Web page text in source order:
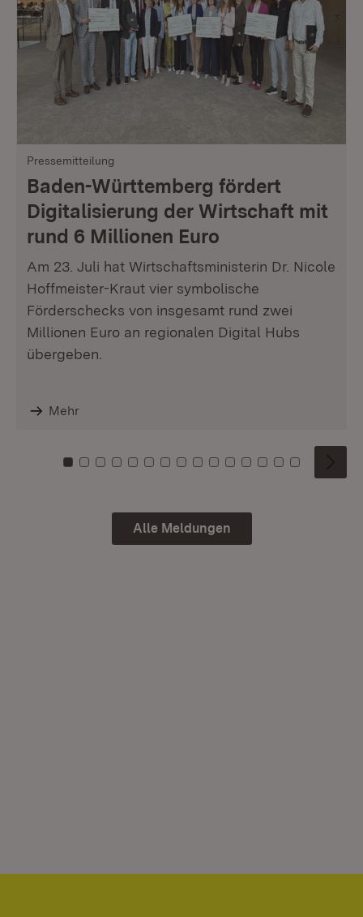
Pressemitteilung
Baden-Württemberg fördert
Digitalisierung der Wirtschaft mit
rund 6 Millionen Euro
Am 23. Juli hat Wirtschaftsministerin Dr. Nicole
Hoffmeister-Kraut vier symbolische
Förderschecks von insgesamt rund zwei
Millionen Euro an regionalen Digital Hubs
übergeben.
Mehr
Zu Kachel: 0
Zu Kachel: 1
Zu Kachel: 2
Zu Kachel: 3
Zu Kachel: 4
Zu Kachel: 5
Zu Kachel: 6
Zu Kachel: 7
Zu Kachel: 8
Zu Kachel: 9
Zu Kachel: 10
Zu Kachel: 11
Zu Kachel: 12
Zu Kachel:
Zu
Alle Meldungen